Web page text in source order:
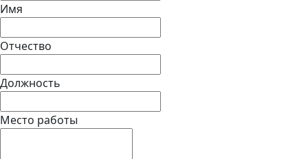
Имя
Отчество
Должность
Место работы